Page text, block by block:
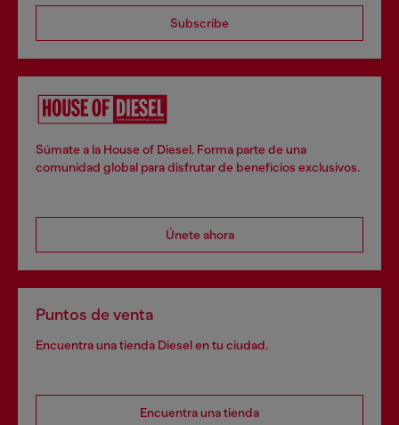
Subscribe
Súmate a la House of Diesel. Forma parte de una
comunidad global para disfrutar de beneficios exclusivos.
Únete ahora
Puntos de venta
Encuentra una tienda Diesel en tu ciudad.
Encuentra una tienda